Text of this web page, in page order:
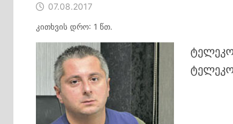
07.08.2017
კითხვის დრო: 1 წთ.